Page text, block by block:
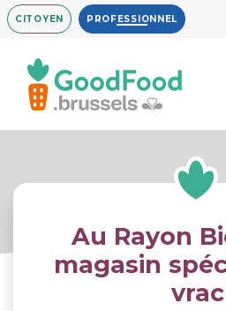
Aller
au
contenu
principal
CITOYEN PROFESSIONNEL
Au Rayon
magasin
vrac